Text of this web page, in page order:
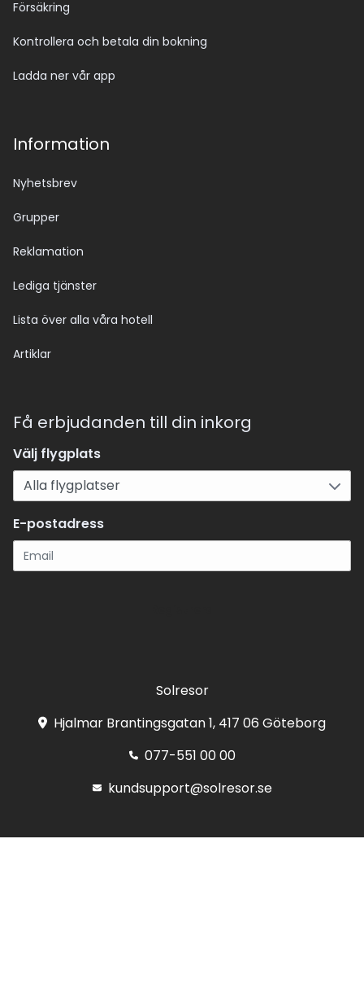
Försäkring
Kontrollera och betala din bokning
Ladda ner vår app
Information
Nyhetsbrev
Grupper
Reklamation
Lediga tjänster
Lista över alla våra hotell
Artiklar
Få erbjudanden till din inkorg
Välj flygplats
E-postadress
Solresor
Hjalmar Brantingsgatan 1, 417 06 Göteborg
077-551 00 00
kundsupport@solresor.se